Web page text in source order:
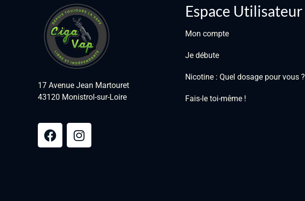
17 Avenue Jean Martouret
43120 Monistrol-sur-Loire
Espace Utilisateur
Mon compte
Je débute
Nicotine : Quel dosage pour vous ?
Fais-le toi-même !